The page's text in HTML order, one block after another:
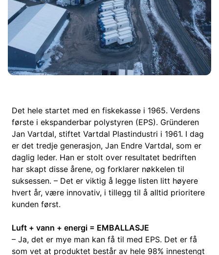
Det hele startet med en fiskekasse i 1965. Verdens
første i ekspanderbar polystyren (EPS). Gründeren
Jan Vartdal, stiftet Vartdal Plastindustri i 1961. I dag
er det tredje generasjon, Jan Endre Vartdal, som er
daglig leder. Han er stolt over resultatet bedriften
har skapt disse årene, og forklarer nøkkelen til
suksessen. – Det er viktig å legge listen litt høyere
hvert år, være innovativ, i tillegg til å alltid prioritere
kunden først.
Luft + vann + energi = EMBALLASJE
– Ja, det er mye man kan få til med EPS. Det er få
som vet at produktet består av hele 98% innestengt